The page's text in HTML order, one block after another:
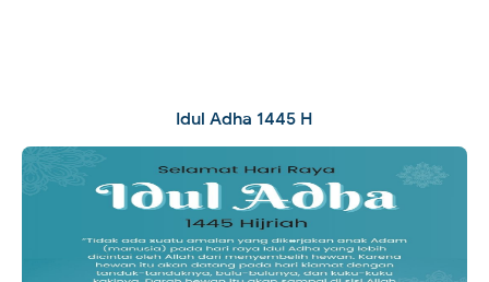
Idul Adha 1445 H